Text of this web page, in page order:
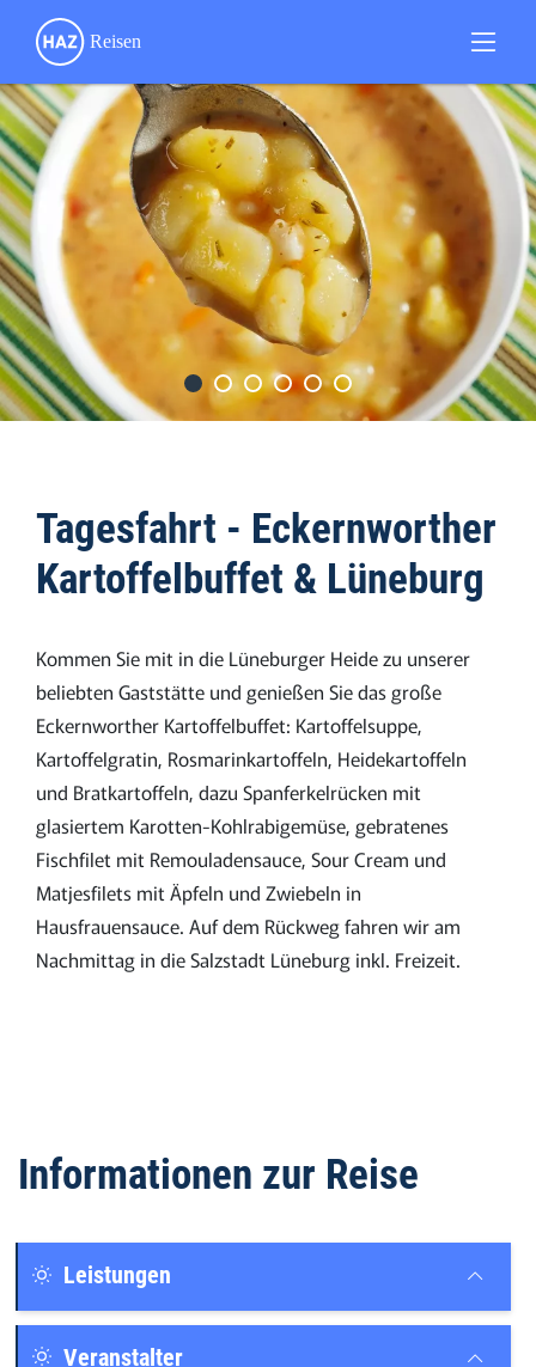
Tagesfahrt - Eckernworther
Kartoffelbuffet & Lüneburg
Kommen Sie mit in die Lüneburger Heide zu unserer
beliebten Gaststätte und genießen Sie das große
Eckernworther Kartoffelbuffet: Kartoffelsuppe,
Kartoffelgratin, Rosmarinkartoffeln, Heidekartoffeln
und Bratkartoffeln, dazu Spanferkelrücken mit
glasiertem Karotten-Kohlrabigemüse, gebratenes
Fischfilet mit Remouladensauce, Sour Cream und
Matjesfilets mit Äpfeln und Zwiebeln in
Hausfrauensauce. Auf dem Rückweg fahren wir am
Nachmittag in die Salzstadt Lüneburg inkl. Freizeit.
Informationen zur Reise
Leistungen
Veranstalter